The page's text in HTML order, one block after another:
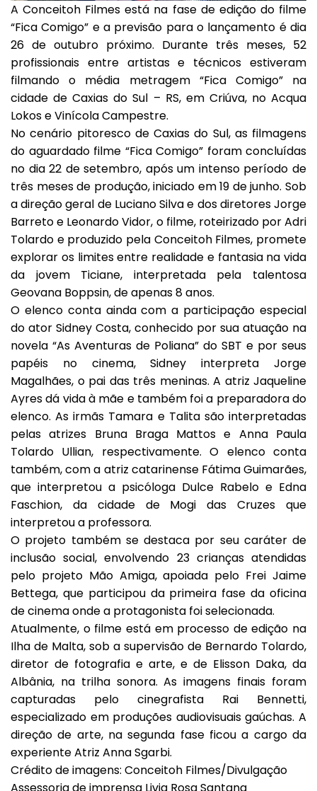
A Conceitoh Filmes está na fase de edição do filme
“Fica Comigo” e a previsão para o lançamento é dia
26 de outubro próximo. Durante três meses, 52
profissionais entre artistas e técnicos estiveram
filmando o média metragem “Fica Comigo” na
cidade de Caxias do Sul – RS, em Criúva, no Acqua
Lokos e Vinícola Campestre.
No cenário pitoresco de Caxias do Sul, as filmagens
do aguardado filme “Fica Comigo” foram concluídas
no dia 22 de setembro, após um intenso período de
três meses de produção, iniciado em 19 de junho. Sob
a direção geral de Luciano Silva e dos diretores Jorge
Barreto e Leonardo Vidor, o filme, roteirizado por Adri
Tolardo e produzido pela Conceitoh Filmes, promete
explorar os limites entre realidade e fantasia na vida
da jovem Ticiane, interpretada pela talentosa
Geovana Boppsin, de apenas 8 anos.
O elenco conta ainda com a participação especial
do ator Sidney Costa, conhecido por sua atuação na
novela “As Aventuras de Poliana” do SBT e por seus
papéis no cinema, Sidney interpreta Jorge
Magalhães, o pai das três meninas. A atriz Jaqueline
Ayres dá vida à mãe e também foi a preparadora do
elenco. As irmãs Tamara e Talita são interpretadas
pelas atrizes Bruna Braga Mattos e Anna Paula
Tolardo Ullian, respectivamente. O elenco conta
também, com a atriz catarinense Fátima Guimarães,
que interpretou a psicóloga Dulce Rabelo e Edna
Faschion, da cidade de Mogi das Cruzes que
interpretou a professora.
O projeto também se destaca por seu caráter de
inclusão social, envolvendo 23 crianças atendidas
pelo projeto Mão Amiga, apoiada pelo Frei Jaime
Bettega, que participou da primeira fase da oficina
de cinema onde a protagonista foi selecionada.
Atualmente, o filme está em processo de edição na
Ilha de Malta, sob a supervisão de Bernardo Tolardo,
diretor de fotografia e arte, e de Elisson Daka, da
Albânia, na trilha sonora. As imagens finais foram
capturadas pelo cinegrafista Rai Bennetti,
especializado em produções audiovisuais gaúchas. A
direção de arte, na segunda fase ficou a cargo da
experiente Atriz Anna Sgarbi.
Crédito de imagens: Conceitoh Filmes/Divulgação
Assessoria de imprensa Livia Rosa Santana